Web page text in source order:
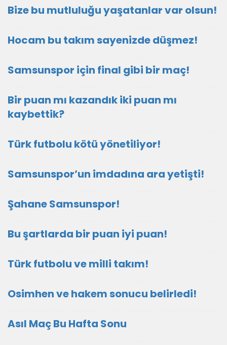
Bize bu mutluluğu yaşatanlar var olsun!
Hocam bu takım sayenizde düşmez!
Samsunspor için final gibi bir maç!
Bir puan mı kazandık iki puan mı
kaybettik?
Türk futbolu kötü yönetiliyor!
Samsunspor’un imdadına ara yetişti!
Şahane Samsunspor!
Bu şartlarda bir puan iyi puan!
Türk futbolu ve milli takım!
Osimhen ve hakem sonucu belirledi!
Asıl Maç Bu Hafta Sonu